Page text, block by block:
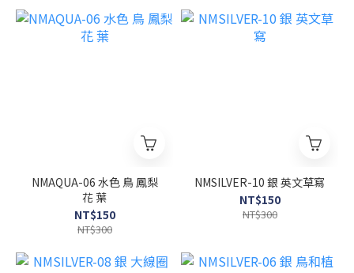
NMAQUA-06 水色 鳥 鳳梨
花 葉
NT$150
NT$300
NMSILVER-10 銀 英文草寫
NT$150
NT$300